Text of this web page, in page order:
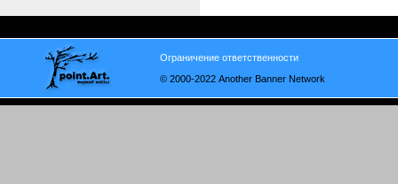
Ограничение ответственности
© 2000-2022 Another Banner Network